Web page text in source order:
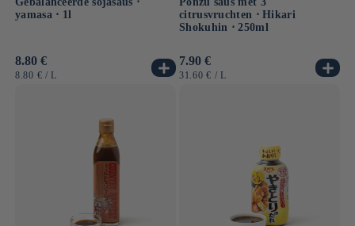
yamasa ⋅ 1l
Normale
prijs
8.80 €
EENHEIDSPRIJS
8.80 € / PER
L
citrusvruchten ⋅ Hikari
Shokuhin ⋅ 250ml
Normale
prijs
7.90 €
EENHEIDSPRIJS
31.60 € / PER
L